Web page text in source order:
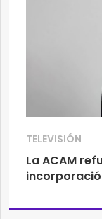
TELEVISIÓN
La ACAM